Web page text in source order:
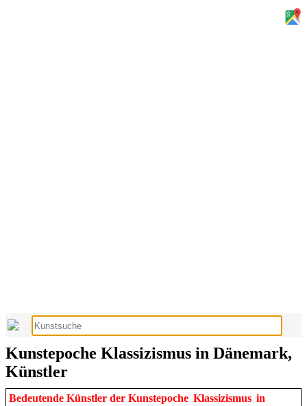
Kunstepoche Klassizismus in Dänemark,
Künstler
Bedeutende Künstler der Kunstepoche Klassizismus in